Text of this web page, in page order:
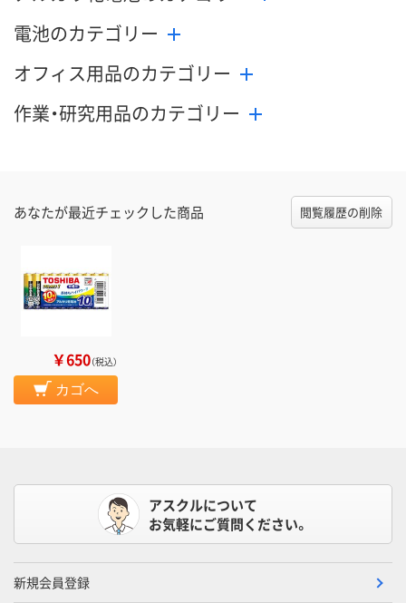
電池のカテゴリー
オフィス用品のカテゴリー
作業・研究用品のカテゴリー
あなたが最近チェックした商品 閲覧履歴の削除
￥650（税込）
カゴへ
アスクルについて
お気軽にご質問ください。
新規会員登録